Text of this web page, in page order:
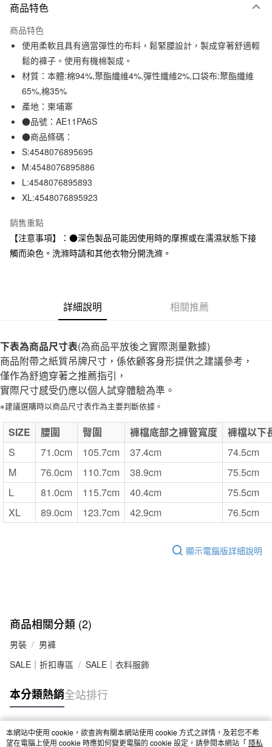
信用卡一次付款
信用卡分期付款
3 期 0 利率 每期NT$317
合作金庫商業銀行
第一商業銀行
華南商業銀行
上海商業儲蓄銀行
臺灣中小企業銀行
匯豐（台灣）商業銀行
聯邦商業銀行
元大商業銀行
玉山商業銀行
台灣樂天信用卡公司
超商取貨付款
LINE Pay
Apple Pay
街口支付
悠遊付
運送方式
全家取貨付款
每筆NT$65，滿NT$1,000(含以上)免運費
付款後全家取貨
每筆NT$65，滿NT$1,000(含以上)免運費
每筆NT$65，滿NT$1,000(含以上)免運費
宅配
每筆NT$150，滿NT$2,000(含以上)免運費
免運費
商品特色
商品特色
使用柔軟且具有適當彈性的布料，鬆緊腰設計，製成穿著舒適輕
鬆的褲子。使用有機棉製成。
材質：本體:棉94%,聚酯纖維4%,彈性纖維2%,口袋布:聚酯纖維
65%,棉35%
產地：柬埔寨
●品號：AE11PA6S
●商品條碼：
S:4548076895695
M:4548076895886
L:4548076895893
XL:4548076895923
銷售重點
【注意事項】：●深色製品可能因使用時的摩擦或在濡濕狀態下接
觸而染色。洗滌時請和其他衣物分開洗滌。
詳細說明 相關推薦
下表為商品尺寸表(為商品平放後之實際測量數據)
商品附帶之紙質吊牌尺寸，係依顧客身形提供之建議參考，
僅作為舒適穿著之推薦指引，
實際尺寸感受仍應以個人試穿體驗為準。
※建議選購時以商品尺寸表作為主要判斷依據。
SIZE 腰圍 臀圍 褲檔底部之褲管寬度
褲檔以下
S
71.0cm 105.7cm 37.4cm
74.5cm
M
76.0cm 110.7cm 38.9cm
75.5cm
L
81.0cm 115.7cm 40.4cm
75.5cm
XL
89.0cm 123.7cm 42.9cm 76.5cm
顯示電腦版詳細說明
商品相關分類 (2)
男裝
男褲
SALE｜折扣專區
SALE｜衣料服飾
本分類熱銷全站排行
熱門標籤
本網站中使用 cookie，欲查詢有關本網站使用 cookie 方式之詳情，及若您不希
望在電腦上使用 cookie 時應如何變更電腦的 cookie 設定，請參閱本網站「 隱私